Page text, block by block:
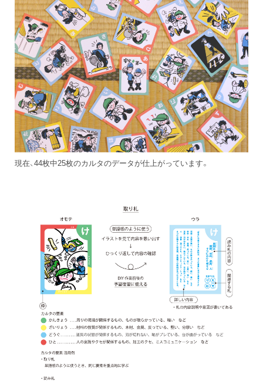
現在、44枚中25枚のカルタのデータが仕上がっています。